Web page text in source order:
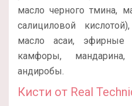
масло черного тмина,
салициловой
масло асаи, эфирные
камфоры, мандарина,
андиробы.
Кисти от Real